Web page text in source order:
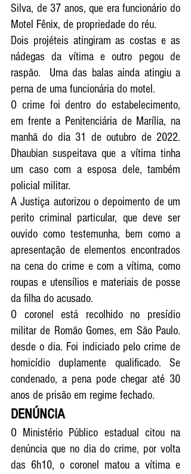
Silva, de 37 anos, que era funcionário do
Motel Fênix, de propriedade do réu.
Dois projéteis atingiram as costas e as
nádegas da vítima e outro pegou de
raspão.  Uma das balas ainda atingiu a
perna de uma funcionária do motel.
O crime foi dentro do estabelecimento,
em frente a Penitenciária de Marília, na
manhã do dia 31 de outubro de 2022.
Dhaubian suspeitava que a vítima tinha
um caso com a esposa dele, também
policial militar.
A Justiça autorizou o depoimento de um
perito criminal particular, que deve ser
ouvido como testemunha, bem como a
apresentação de elementos encontrados
na cena do crime e com a vítima, como
roupas e utensílios e materiais de posse
da filha do acusado.
O coronel está recolhido no presídio
militar de Romão Gomes, em São Paulo.
desde o dia. Foi indiciado pelo crime de
homicídio duplamente qualificado. Se
condenado, a pena pode chegar até 30
anos de prisão em regime fechado.
DENÚNCIA
O Ministério Público estadual citou na
denúncia que no dia do crime, por volta
das 6h10, o coronel matou a vítima e